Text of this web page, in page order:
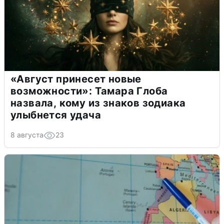
«Август принесет новые
возможности»: Тамара Глоба
назвала, кому из знаков зодиака
улыбнется удача
8 августа 23